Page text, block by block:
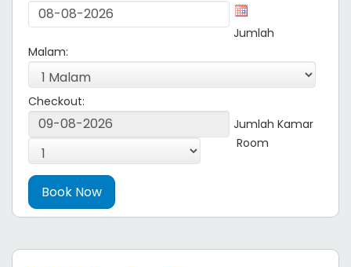
Jumlah
Malam:
Checkout:
Jumlah Kamar
Room